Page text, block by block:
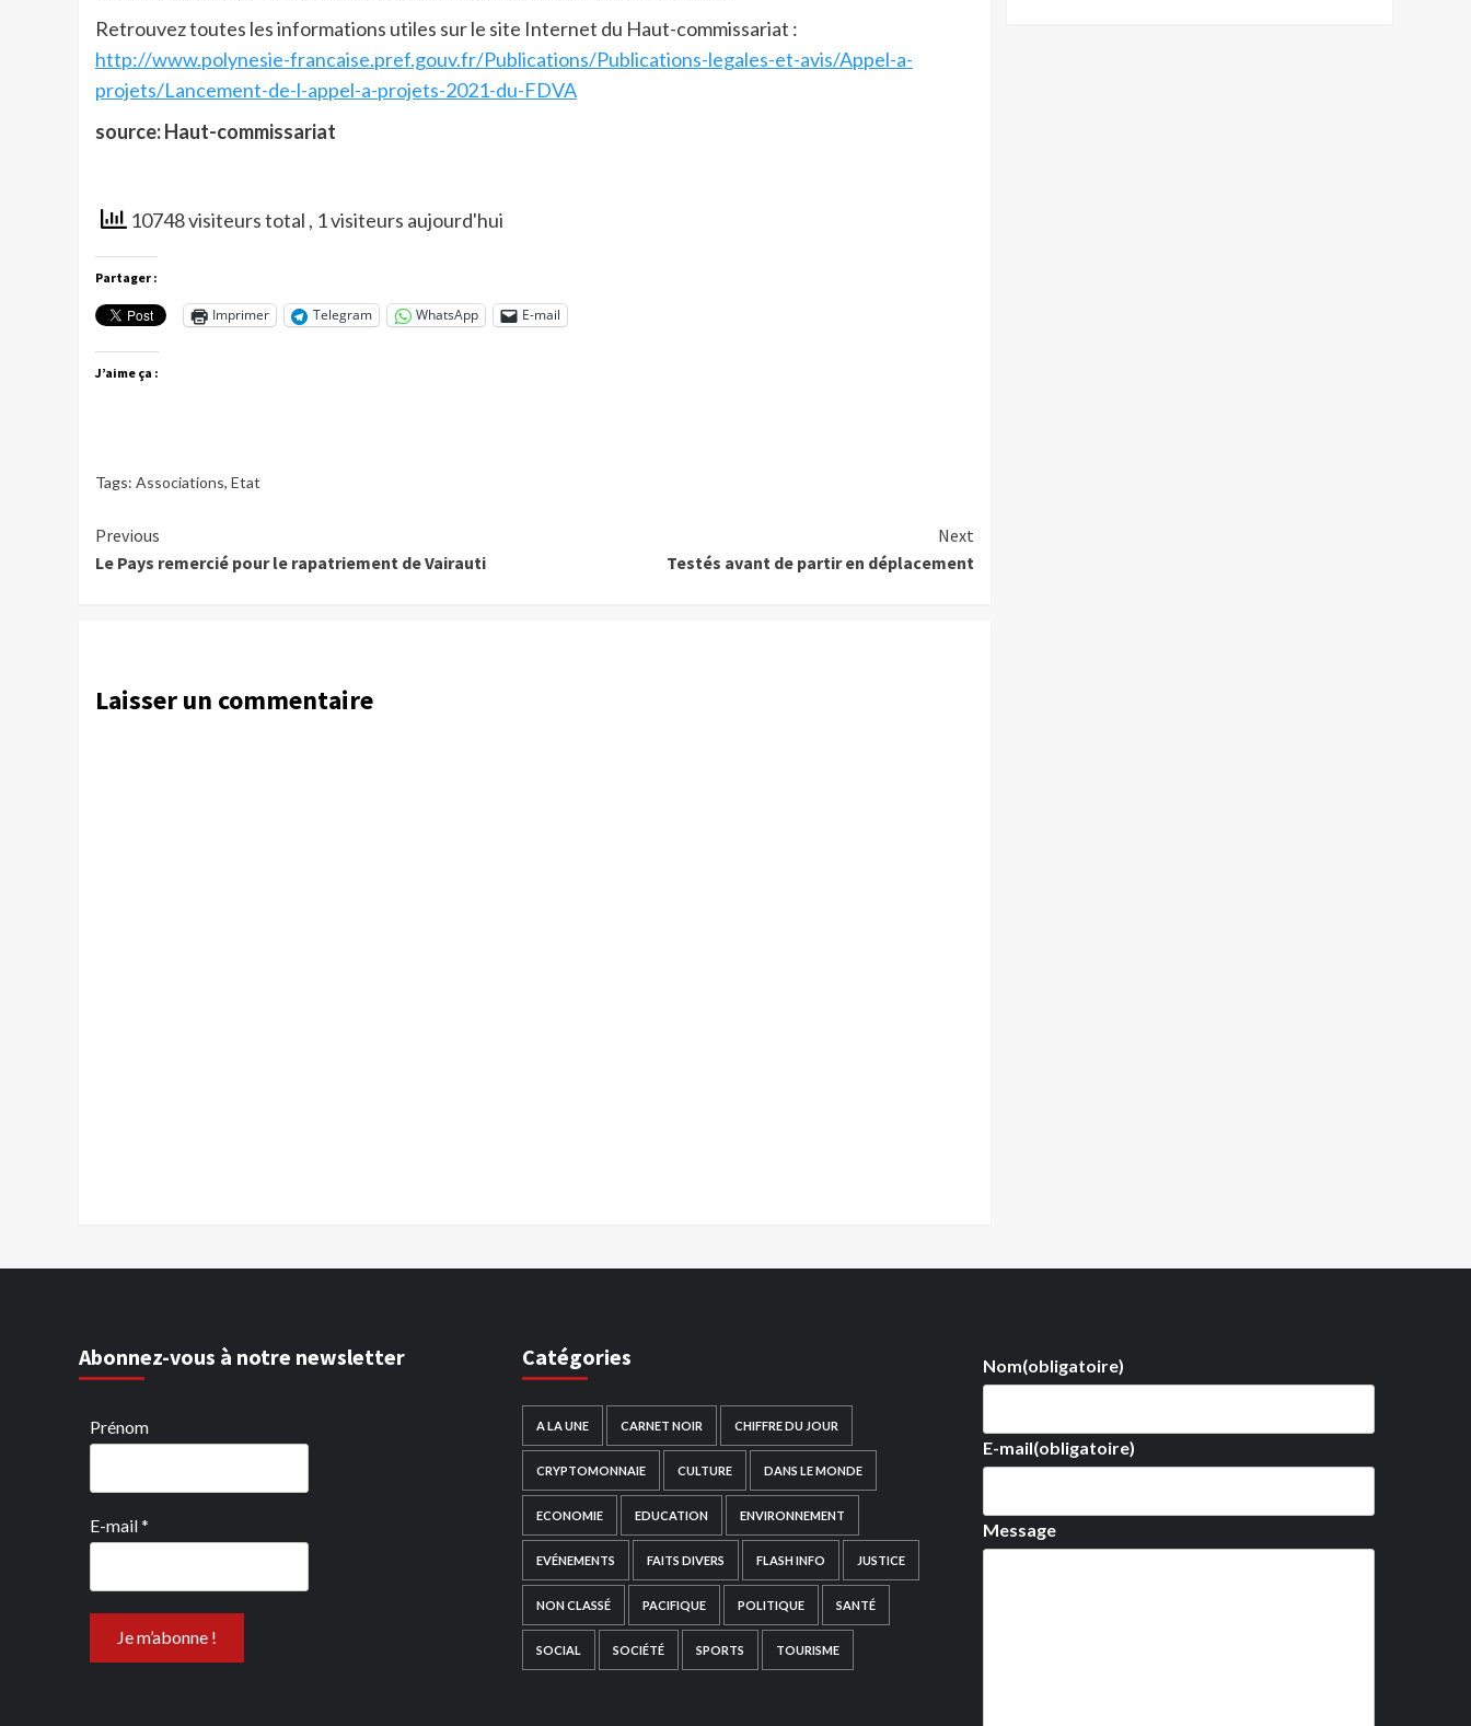
Retrouvez toutes les informations utiles sur le site Internet du Haut-commissariat :
http://www.polynesie-francaise.pref.gouv.fr/Publications/Publications-legales-et-avis/Appel-a-
projets/Lancement-de-l-appel-a-projets-2021-du-FDVA
source: Haut-commissariat
10748 visiteurs total , 1 visiteurs aujourd'hui
Partager :
Imprimer Telegram WhatsApp E-mail
J’aime ça :
Tags: Associations, Etat
Continue
Reading
Previous
Le Pays remercié pour le rapatriement de Vairauti
Next
Testés avant de partir en déplacement
Laisser un commentaire
Abonnez-vous à notre newsletter
Prénom
E-mail*
Catégories
A LA UNE CARNET NOIR CHIFFRE DU JOUR
CRYPTOMONNAIE CULTURE DANS LE MONDE
ECONOMIE EDUCATION ENVIRONNEMENT
EVÉNEMENTS FAITS DIVERS FLASH INFO JUSTICE
NON CLASSÉ PACIFIQUE POLITIQUE SANTÉ
SOCIAL SOCIÉTÉ SPORTS TOURISME
Nom(obligatoire)
E-mail(obligatoire)
Message